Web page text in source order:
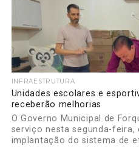
INFRAESTRUTURA
Unidades escolares e
receberão melhorias
O Governo Municipal de
serviço nesta segunda-feira,
implantação do sistema de